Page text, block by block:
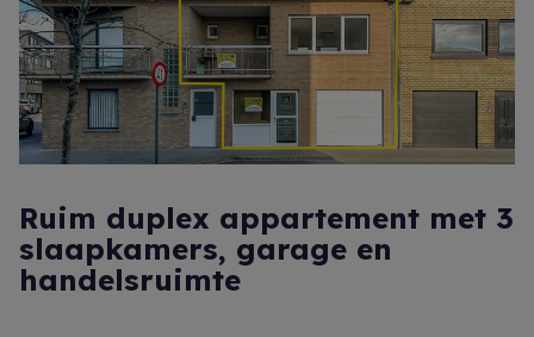
Ruim duplex appartement met 3
slaapkamers, garage en
handelsruimte